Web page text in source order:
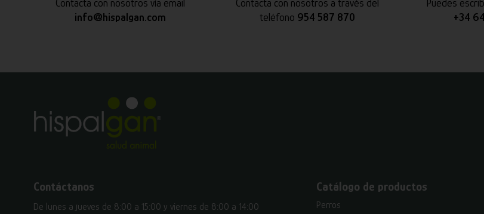
Contacta con nosotros vía email
info@hispalgan.com
Contacta con nosotros a través del
teléfono 954 587 870
Puedes
+34
Contáctanos
De lunes a jueves de 8:00 a 15:00 y viernes de 8:00 a 14:00
Catálogo de productos
Perros